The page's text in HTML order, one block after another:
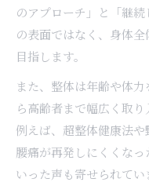
のアプローチ」と「継
の表面ではなく、身体
目指します。
また、整体は年齢や体
ら高齢者まで幅広く取り
例えば、超整体健康法
腰痛が再発しにくくな
いった声も寄せられて